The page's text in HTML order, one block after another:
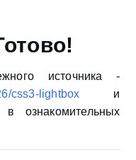
источника -
css3-lightbox и
в ознакомительных